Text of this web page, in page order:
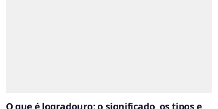
O que é logradouro: o significado, os tipos e